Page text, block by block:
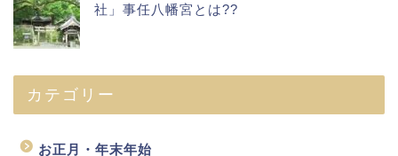
社」事任八幡宮とは??
カテゴリー
お正月・年末年始